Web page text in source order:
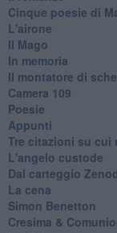
Cinque poesie di
L'airone
Il Mago
In memoria
Il montatore di
Camera 109
Poesie
Appunti
Tre citazioni su cui
L'angelo custode
Dal carteggio
La cena
Simon Benetton
Cresima &